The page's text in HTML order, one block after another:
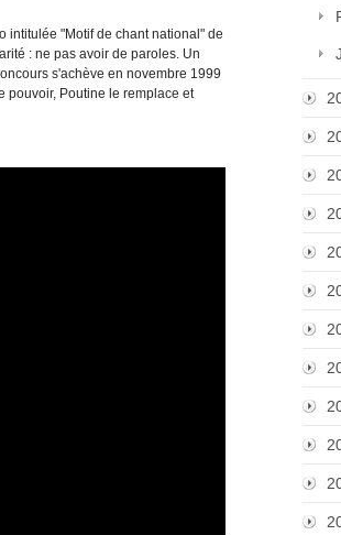
intitulée "Motif de chant national" de
: ne pas avoir de paroles. Un
s'achève en novembre 1999
pouvoir, Poutine le remplace et